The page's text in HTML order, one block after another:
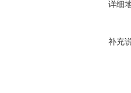
详细
补充